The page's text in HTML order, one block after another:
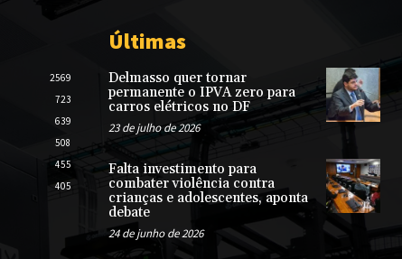
2569
723
639
508
455
405
Últimas
Delmasso quer tornar
permanente o IPVA zero para
carros elétricos no DF
23 de julho de 2026
Falta investimento para
combater violência contra
crianças e adolescentes, aponta
debate
24 de junho de 2026